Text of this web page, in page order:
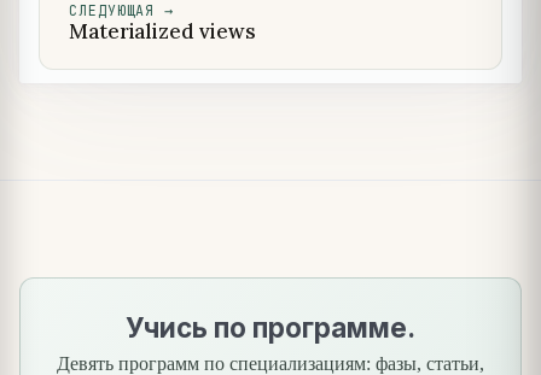
СЛЕДУЮЩАЯ →
Materialized views
Учись по программе.
Девять программ по специализациям: фазы, статьи,